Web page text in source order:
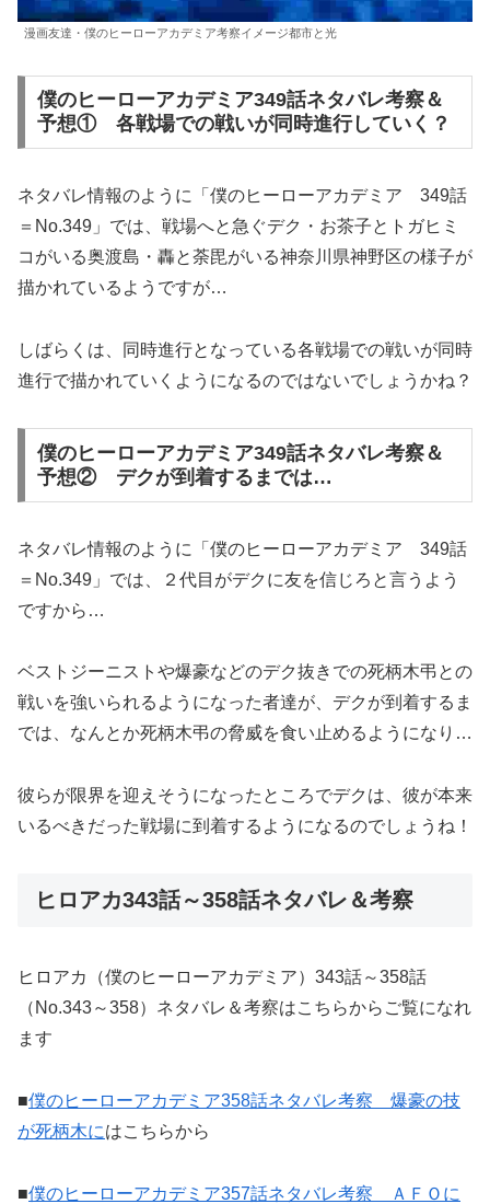
漫画友達・僕のヒーローアカデミア考察イメージ都市と光
僕のヒーローアカデミア349話ネタバレ考察＆
予想① 各戦場での戦いが同時進行していく？
ネタバレ情報のように「僕のヒーローアカデミア 349話
＝No.349」では、戦場へと急ぐデク・お茶子とトガヒミ
コがいる奥渡島・轟と荼毘がいる神奈川県神野区の様子が
描かれているようですが…
しばらくは、同時進行となっている各戦場での戦いが同時
進行で描かれていくようになるのではないでしょうかね？
僕のヒーローアカデミア349話ネタバレ考察＆
予想② デクが到着するまでは…
ネタバレ情報のように「僕のヒーローアカデミア 349話
＝No.349」では、２代目がデクに友を信じろと言うよう
ですから…
ベストジーニストや爆豪などのデク抜きでの死柄木弔との
戦いを強いられるようになった者達が、デクが到着するま
では、なんとか死柄木弔の脅威を食い止めるようになり…
彼らが限界を迎えそうになったところでデクは、彼が本来
いるべきだった戦場に到着するようになるのでしょうね！
ヒロアカ343話～358話ネタバレ＆考察
ヒロアカ（僕のヒーローアカデミア）343話～358話
（No.343～358）ネタバレ＆考察はこちらからご覧になれ
ます
■僕のヒーローアカデミア358話ネタバレ考察 爆豪の技
が死柄木にはこちらから
■僕のヒーローアカデミア357話ネタバレ考察 ＡＦＯに